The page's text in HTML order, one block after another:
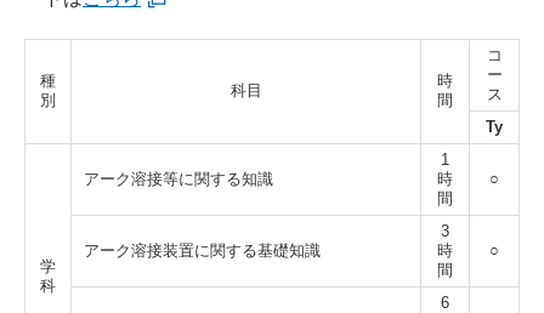
種
別
科目
時
間
コ
ー
ス
Ty
学
科
アーク溶接等に関する知識
1
時
間
○
アーク溶接装置に関する基礎知識
3
時
間
○
6